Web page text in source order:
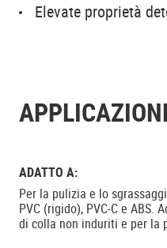
Elevate proprietà
ADATTO A:
Per la pulizia e lo
PVC (rigido), PVC-C e ABS.
di colla non induriti e per la